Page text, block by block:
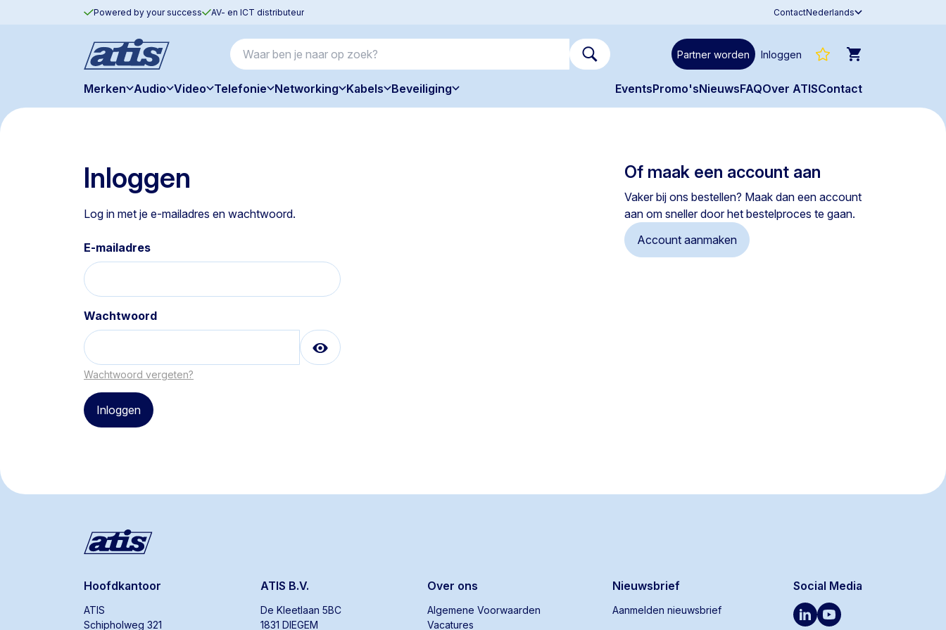
Powered by your success AV- en ICT distributeur ContactNederlands
Partner worden Inloggen
Merken Audio Video Telefonie Networking Kabels Beveiliging EventsPromo'sNieuwsFAQOver ATISContact
Inloggen
Log in met je e-mailadres en wachtwoord.
E-mailadres
Wachtwoord
Wachtwoord vergeten?
Of maak een account aan
Vaker bij ons bestellen? Maak dan een account
aan om sneller door het bestelproces te gaan.
Account aanmaken
Hoofdkantoor
ATIS
Schipholweg 321
ATIS B.V.
De Kleetlaan 5BC
1831 DIEGEM
Over ons
Algemene Voorwaarden
Vacatures
Nieuwsbrief
Aanmelden nieuwsbrief
Social Media